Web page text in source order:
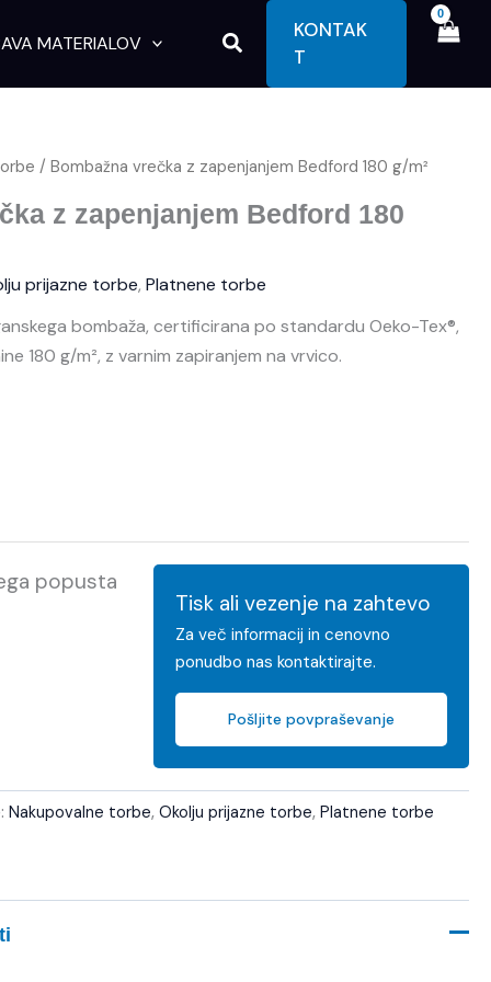
MATERIALOV Search
KONTAK
T
/ Bombažna vrečka z zapenjanjem Bedford 180 g/m²
z zapenjanjem Bedford 180
prijazne torbe,Platnene torbe
bombaža, certificirana po standardu Oeko-Tex®,
180 g/m², z varnim zapiranjem na vrvico.
popusta
Tisk ali vezenje na zahtevo
Za več informacij in cenovno
ponudbo nas kontaktirajte.
Pošljite povpraševanje
Nakupovalne torbe,Okolju prijazne torbe,Platnene torbe